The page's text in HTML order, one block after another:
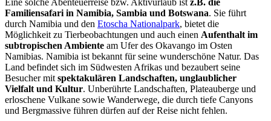
Familiensafari in Namibia, Sambia und Botswana. Sie führt
durch Namibia und den Etoscha Nationalpark, bietet die
Möglichkeit zu Tierbeobachtungen und auch einen Aufenthalt im
subtropischen Ambiente am Ufer des Okavango im Osten
Namibias. Namibia ist bekannt für seine wunderschöne Natur. Das
Land befindet sich im Südwesten Afrikas und bezaubert seine
Besucher mit spektakulären Landschaften, unglaublicher
Vielfalt und Kultur. Unberührte Landschaften, Plateauberge und
erloschene Vulkane sowie Wanderwege, die durch tiefe Canyons
und Bergmassive führen dürfen auf der Reise nicht fehlen.